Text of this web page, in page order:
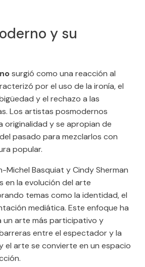
y su
surgió como una reacción al
por el uso de la ironía, el
y el rechazo a las
Los artistas posmodernos
originalidad y se apropian de
pasado para mezclarlos con
popular.
Basquiat y Cindy Sherman
en la evolución del arte
temas como la identidad, el
mediática. Este enfoque ha
un arte más participativo y
entre el espectador y la
el arte se convierte en un espacio